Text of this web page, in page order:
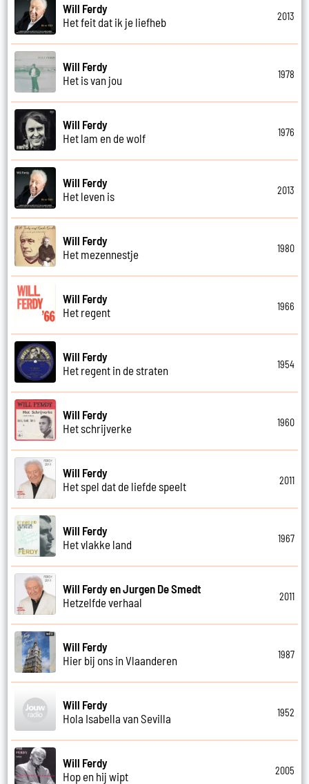
Will Ferdy
Het feit dat ik je liefheb
2013
Will Ferdy
Het is van jou
1978
Will Ferdy
Het lam en de wolf
1976
Will Ferdy
Het leven is
2013
Will Ferdy
Het mezennestje
1980
Will Ferdy
Het regent
1966
Will Ferdy
Het regent in de straten
1954
Will Ferdy
Het schrijverke
1960
Will Ferdy
Het spel dat de liefde speelt
2011
Will Ferdy
Het vlakke land
1967
Will Ferdy en Jurgen De Smedt
Hetzelfde verhaal
2011
Will Ferdy
Hier bij ons in Vlaanderen
1987
Will Ferdy
Hola Isabella van Sevilla
1952
Will Ferdy
Hop en hij wipt
2005